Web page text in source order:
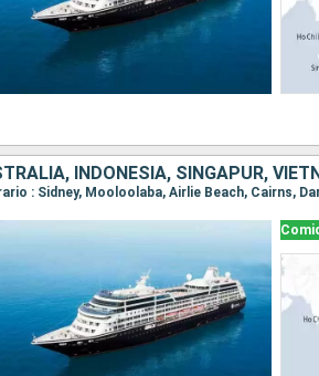
INDONESIA, SINGAPUR,